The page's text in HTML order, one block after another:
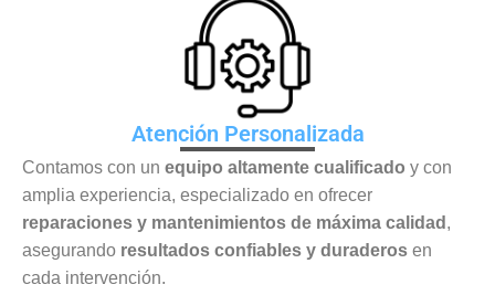
Atención Personalizada
Contamos con un equipo altamente cualificado y con
amplia experiencia, especializado en ofrecer
reparaciones y mantenimientos de máxima calidad ,
asegurando resultados confiables y duraderos en
cada intervención.